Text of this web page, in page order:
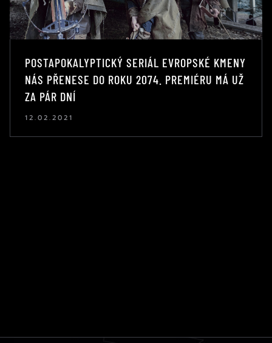
POSTAPOKALYPTICKÝ SERIÁL EVROPSKÉ KMENY
NÁS PŘENESE DO ROKU 2074. PREMIÉRU MÁ UŽ
ZA PÁR DNÍ
12.02.2021